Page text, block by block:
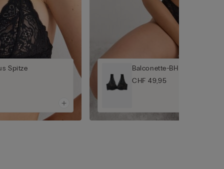
Spitze
Balconette-BH Elena aus
CHF 49,95